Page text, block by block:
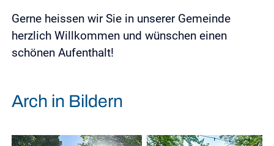
Gerne heissen wir Sie in unserer Gemeinde
herzlich Willkommen und wünschen einen
schönen Aufenthalt!
Arch in Bildern